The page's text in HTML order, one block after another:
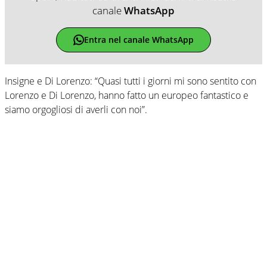
canaleWhatsApp
Entra nel canale WhatsApp
Insigne e Di Lorenzo: “Quasi tutti i giorni mi sono sentito con
Lorenzo e Di Lorenzo, hanno fatto un europeo fantastico e
siamo orgogliosi di averli con noi”.